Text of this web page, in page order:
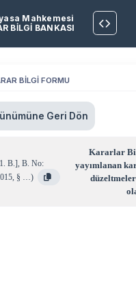
Mahkemesi
BİLGİ BANKASI
BİLGİ FORMU
Geri Dön
B.], B. No:
, § …)
Kararlar
yayımlanan